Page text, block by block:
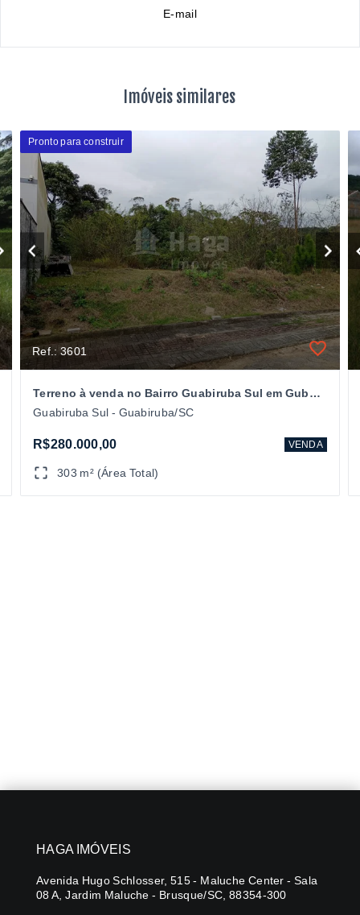
E-mail
Imóveis similares
Pronto para construir
Ref.: 3601
Terreno à venda no Bairro Guabiruba Sul em Gubairuba/SC
Guabiruba Sul - Guabiruba/SC
R$280.000,00 VENDA
303 m² (Área Total)
HAGA IMÓVEIS
Avenida Hugo Schlosser, 515 - Maluche Center - Sala
08 A, Jardim Maluche - Brusque/SC, 88354-300